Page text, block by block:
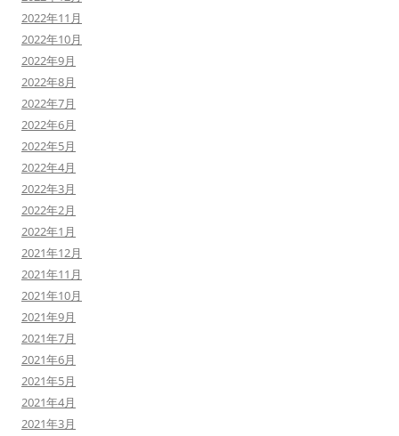
2022年11月
2022年10月
2022年9月
2022年8月
2022年7月
2022年6月
2022年5月
2022年4月
2022年3月
2022年2月
2022年1月
2021年12月
2021年11月
2021年10月
2021年9月
2021年7月
2021年6月
2021年5月
2021年4月
2021年3月